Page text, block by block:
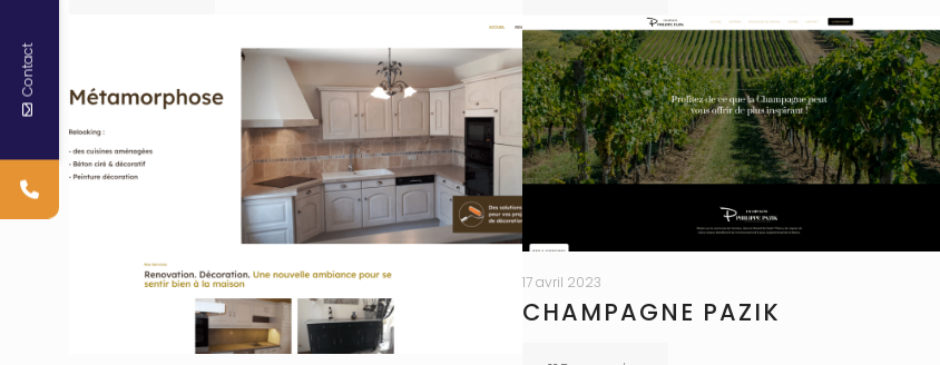
17 avril 2023
CHAMPAGNE PAZIK
Contact